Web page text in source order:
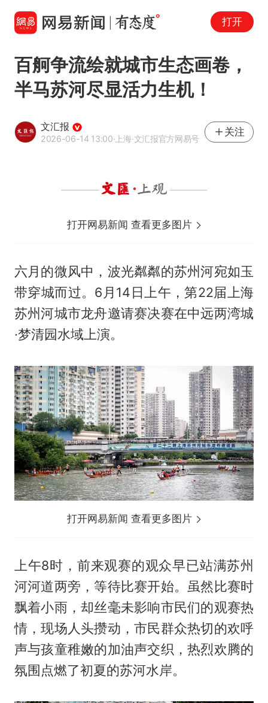
打开
百舸争流绘就城市生态画卷，
半马苏河尽显活力生机！
文汇报
2026-06-14 13:00·上海·文汇报官方网易号
关注
打开网易新闻 查看更多图片
六月的微风中，波光粼粼的苏州河宛如玉
带穿城而过。6月14日上午，第22届上海
苏州河城市龙舟邀请赛决赛在中远两湾城
·梦清园水域上演。
打开网易新闻 查看更多图片
上午8时，前来观赛的观众早已站满苏州
河河道两旁，等待比赛开始。虽然比赛时
飘着小雨，却丝毫未影响市民们的观赛热
情，现场人头攒动，市民群众热切的欢呼
声与孩童稚嫩的加油声交织，热烈欢腾的
氛围点燃了初夏的苏河水岸。